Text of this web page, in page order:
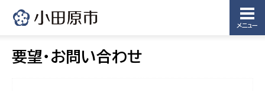
メニュー
要望・お問い合わせ